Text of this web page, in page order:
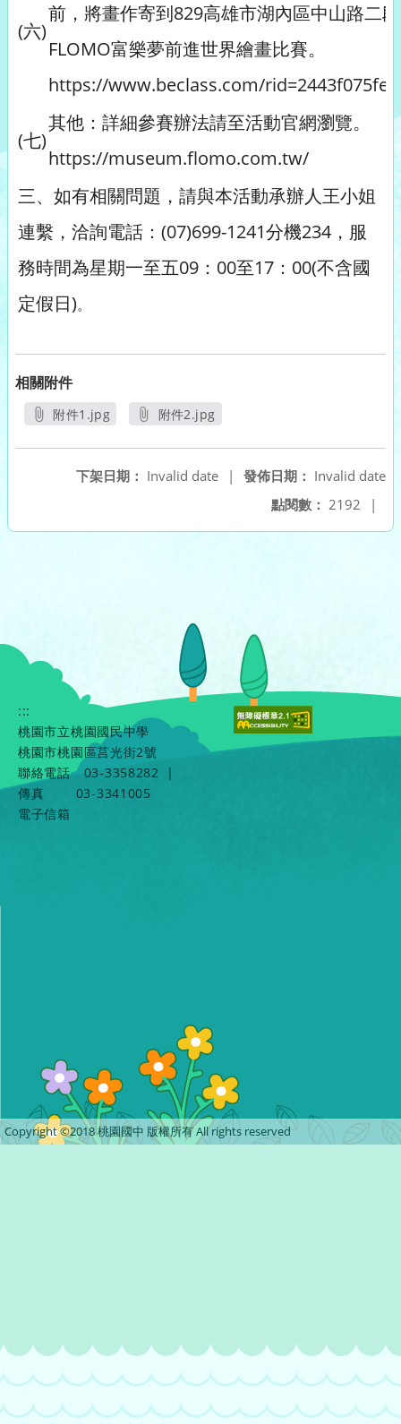
(六)
前，將畫作寄到829高雄市湖內區中山路二
FLOMO富樂夢前進世界繪畫比賽。
https://www.beclass.com/
(七)
其他：詳細參賽辦法請至活動官網瀏覽。
https://museum.flomo.com.tw/
三、如有相關問題，請與本活動承辦人王小姐
連繫，洽詢電話：(07)699-1241分機234，服
務時間為星期一至五09：00至17：00(不含國
定假日)。
相關附件
附件1.jpg
附件2.jpg
發佈日期： Invalid date
下架日期： Invalid date
|
點閱數： 2192 |
:::
桃園市立桃園國民中學
桃園市桃園區莒光街2號
聯絡電話
03-3358282
|
傳真
03-3341005
電子信箱
Copyright ©2018 桃園國中 版權所有 All rights reserved